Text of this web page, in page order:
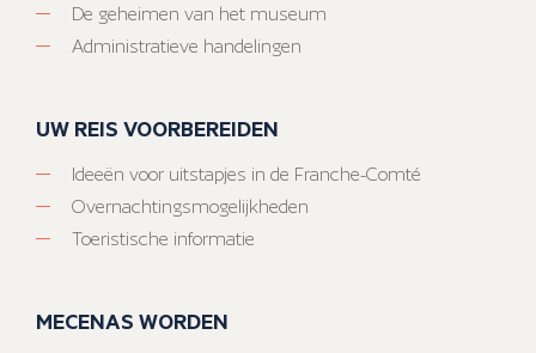
De geheimen van het museum
Administratieve handelingen
UW REIS VOORBEREIDEN
Ideeën voor uitstapjes in de Franche-Comté
Overnachtingsmogelijkheden
Toeristische informatie
MECENAS WORDEN